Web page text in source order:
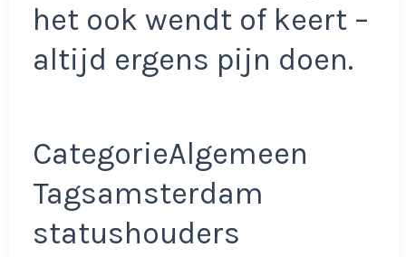
het ook wendt of keert –
altijd ergens pijn doen.
CategorieAlgemeen
Tagsamsterdam
statushouders